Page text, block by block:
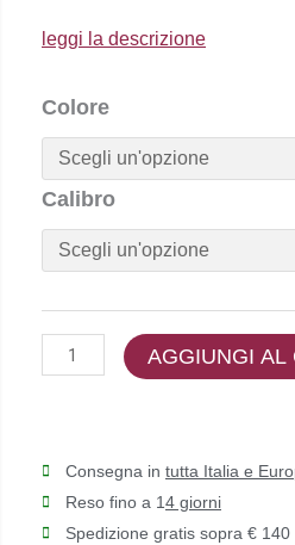
leggi la descrizione
Colore
Calibro
Diesse
-
DS1451
quantità
AGGIUNGI AL
Consegna in tutta Italia e
Reso fino a 14 giorni
Spedizione gratis sopra € 140